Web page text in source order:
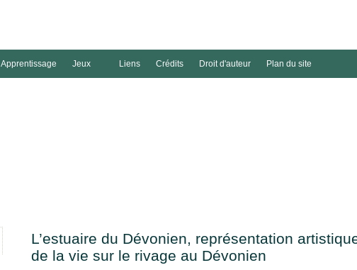
Apprentissage Jeux Liens Crédits Droit d'auteur Plan du site
L’estuaire du Dévonien, représentation
de la vie sur le rivage au Dévonien